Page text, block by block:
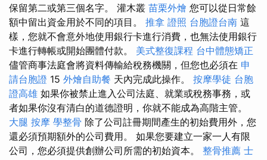
保留第二或第三個名字。 灌木叢 苗栗外燴 您可以從日常餘
額中留出資金用於不同的項目。 推拿 證照 台胞證台南 這
樣，您就不會意外地使用銀行卡進行消費，也無法使用銀行
卡進行轉帳或開始團體付款。 美式整復課程 台中體態矯正
儘管商事法庭會將資料傳輸給稅務機關，但您也必須在 申
請台胞證 15 外燴自助餐 天內完成此操作。 按摩學徒 台胞
證高雄 如果你被禁止進入公司法庭、就業或稅務事務，或
者如果你沒有清白的道德證明，你就不能成為高階主管。
大腿 按摩 學整骨 除了公司註冊期間產生的初始費用外，您
還必須預期額外的公司費用。 如果您要建立一家一人有限
公司，您必須提供創辦公司所需的初始資本。 整骨推薦 士